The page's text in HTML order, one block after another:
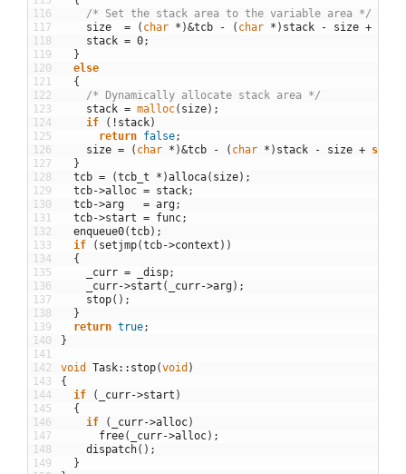
116
117
118
119
120
121
122
123
124
125
126
127
128
129
130
131
132
133
134
135
136
137
138
139
140
141
142
143
144
145
146
147
148
149
/* Set the stack area to the variable area */
size
= ( char * )&tcb - ( char * ) stack - size +
stack = 0;
}
else
{
/* Dynamically allocate stack area */
stack = malloc( size) ;
if
( ! stack)
return false;
size = ( char * )&tcb - ( char * ) stack - size +
}
tcb = (tcb_t * )alloca( size) ;
tcb->alloc = stack;
tcb->arg = arg;
tcb->start = func;
enqueue0(tcb) ;
if
( setjmp(tcb->context ) )
{
_curr = _disp;
_curr->start ( _curr->arg) ;
stop( ) ;
}
return true;
}
void Task:: stop(void )
{
if
( _curr->start )
{
if
( _curr->alloc)
free( _curr->alloc) ;
dispatch( ) ;
}